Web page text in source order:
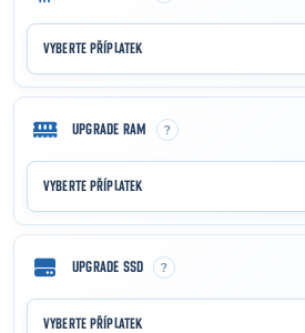
VYBERTE PŘÍPLATEK
UPGRADE RAM ?
VYBERTE PŘÍPLATEK
UPGRADE SSD ?
VYBERTE PŘÍPLATEK